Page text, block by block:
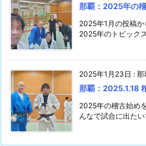
那覇：2025年の
2025年1月の投稿か
2025年のトピック
2025年1月23日 : 那
那覇：2025.1.18
2025年の稽古始め
んなで試合に出たい